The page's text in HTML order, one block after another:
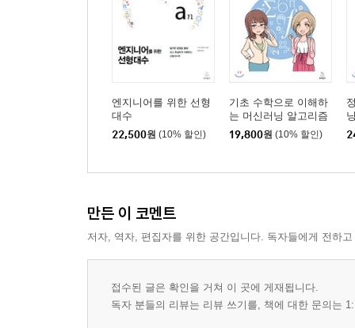
___가치 함수의 성질을 결정한다
___딥러닝을 사용한 Q 학습
___Q 학습 이외의 방법
▣ 10장: 다체계 모델(행위자 기반 모델)
10.1 미크로에서 매크로로
___매크로적인 변수로 시스템의 움직임을 특징짓
___모델을 분석하는 방식
10.2 다양한 집단 현상 모델
___집단 모델
___동기 현상 모델
엔지니어를 위한 선형
대수
22,500원 (10% 할인)
기초 수학으로 이해하
는 머신러닝 알고리즘
19,800원 (10% 할인)
만든 이 코멘트
저자, 역자, 편집자를 위한 공간입니다. 독자들에게 전하
접수된 글은 확인을 거쳐 이 곳에 게재됩니다.
독자 분들의 리뷰는 리뷰 쓰기를, 책에 대한 문의는